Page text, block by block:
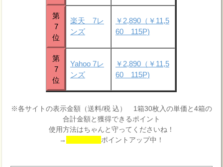
第
7
位
楽天 7レ
ンズ
￥2,890（￥11,5
60 115P)
第
7
位
Yahoo 7レ
ンズ
￥2,890（￥11,5
60 115P)
※各サイトの表示金額（送料/税 込） 1箱30枚入の単価と4箱の
合計金額と獲得できるポイント
使用方法はちゃんと守ってくださいね！
→
ポイントアップ中！